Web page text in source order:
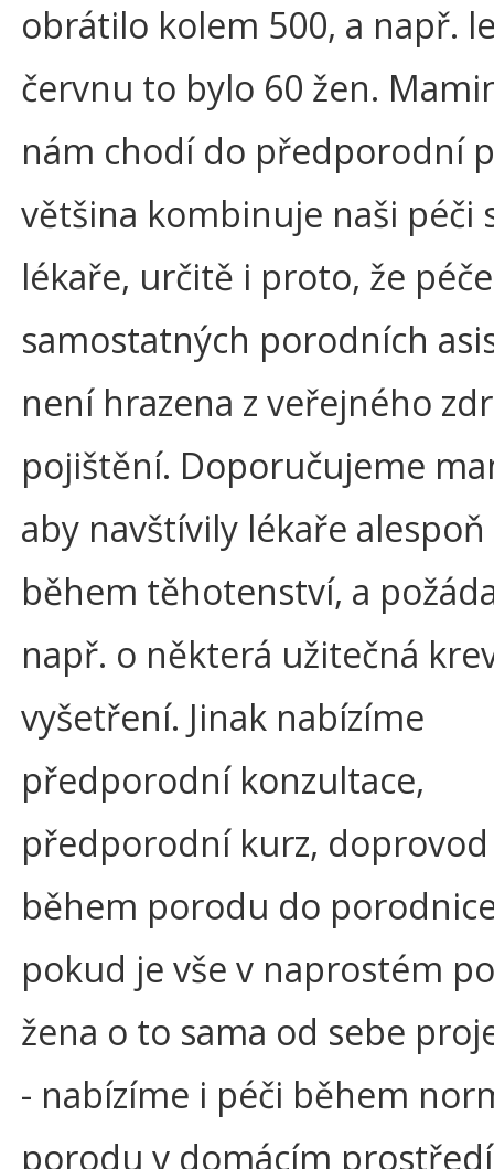
obrátilo kolem 500, a např.
červnu to bylo 60 žen.
nám chodí do předporodní
většina kombinuje naši péči
lékaře, určitě i proto, že péče
samostatných porodních
není hrazena z veřejného
pojištění. Doporučujeme
aby navštívily lékaře alespoň
během těhotenství, a
např. o některá užitečná
vyšetření. Jinak nabízíme
předporodní konzultace,
předporodní kurz,
během porodu do
pokud je vše v naprostém
žena o to sama od sebe
- nabízíme i péči během
porodu v domácím